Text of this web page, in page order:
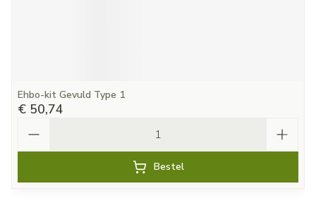
Ehbo-kit Gevuld Type 1
€ 50,74
Bestel